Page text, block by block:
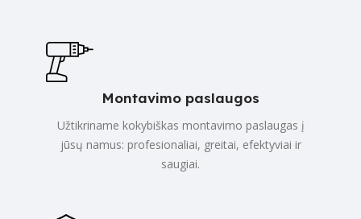
Montavimo paslaugos
Užtikriname kokybiškas montavimo paslaugas į
jūsų namus: profesionaliai, greitai, efektyviai ir
saugiai.